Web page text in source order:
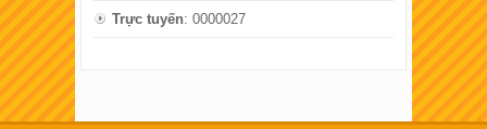
Trực tuyến: 0000027